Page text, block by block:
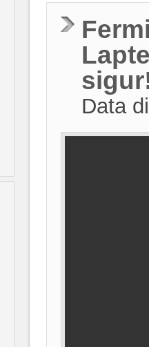
Data